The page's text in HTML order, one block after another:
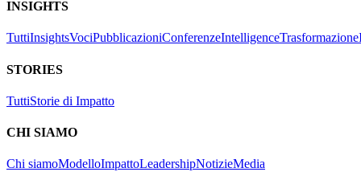
INSIGHTS
TuttiInsightsVociPubblicazioniConferenzeIntelligenceTrasformazione
STORIES
TuttiStorie di Impatto
CHI SIAMO
Chi siamoModelloImpattoLeadershipNotizieMedia